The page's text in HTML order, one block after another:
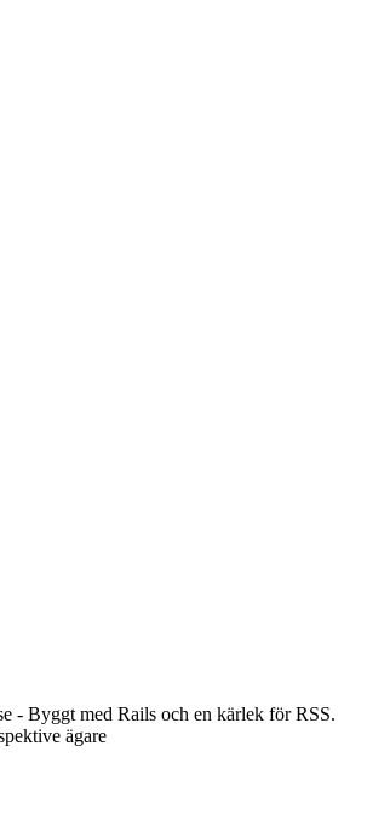
- Byggt med Rails och en kärlek för RSS.
ägare